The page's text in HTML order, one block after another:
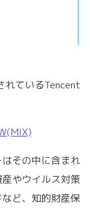
れているTencent
その中に含まれ
やウイルス対策
ど、知的財産保